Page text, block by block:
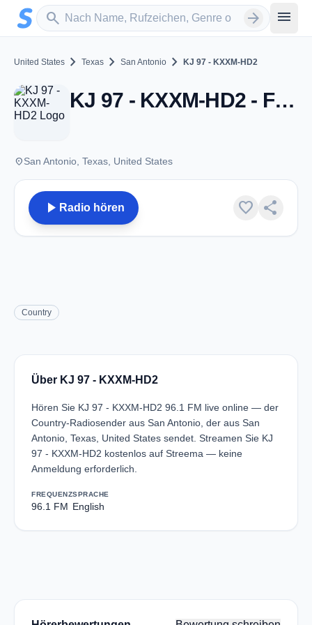
Zum Hauptinhalt springen
search
Sender suchen arrow_forward menu
United States chevron_right Texas chevron_right San Antonio chevron_right KJ 97 - KXXM-HD2
KJ 97 - KXXM-HD2 - FM 96.1 - San Antonio, TX
placeSan Antonio, Texas, United States
play_arrow Radio hören favorite share
Country
Über KJ 97 - KXXM-HD2
Hören Sie KJ 97 - KXXM-HD2 96.1 FM live online — der
Country-Radiosender aus San Antonio, der aus San
Antonio, Texas, United States sendet. Streamen Sie KJ
97 - KXXM-HD2 kostenlos auf Streema — keine
Anmeldung erforderlich.
FREQUENZ
96.1 FM
SPRACHE
English